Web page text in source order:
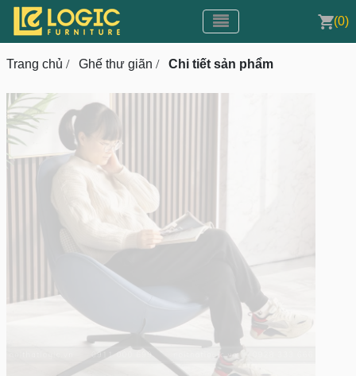
Toggle navigation
CMS v3.0 Toggle navigation(0)
Trang chủ / Ghế thư giãn / Chi tiết sản phẩm